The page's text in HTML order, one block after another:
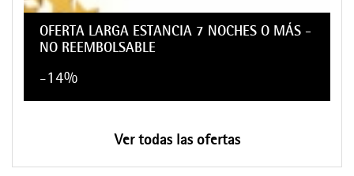
OFERTA LARGA ESTANCIA 7 NOCHES O MÁS -
NO REEMBOLSABLE
-14%
Ver todas las ofertas